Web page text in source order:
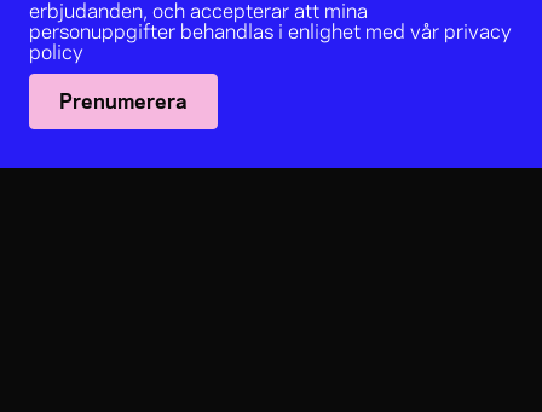
erbjudanden, och accepterar att mina
personuppgifter behandlas i enlighet med vår privacy
policy
Prenumerera